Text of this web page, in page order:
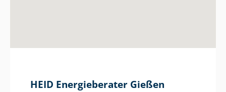
HEID Energieberater Gießen